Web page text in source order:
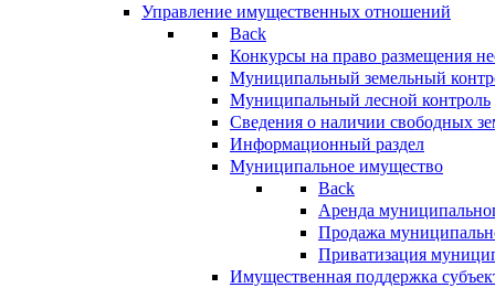
Управление имущественных отношений
Back
Конкурсы на право размещения
Муниципальный земельный
Муниципальный лесной контроль
Сведения о наличии свободных
Информационный раздел
Муниципальное имущество
Back
Аренда
Продажа
Приватизация
Имущественная поддержка